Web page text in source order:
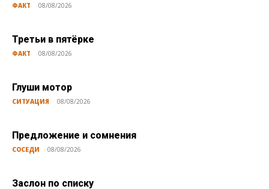
ФАКТ 08/08/2026
Третьи в пятёрке
ФАКТ 08/08/2026
Глуши мотор
СИТУАЦИЯ 08/08/2026
Предложение и сомнения
СОСЕДИ 08/08/2026
Заслон по списку